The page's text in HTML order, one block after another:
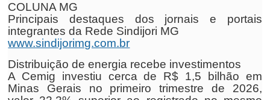
COLUNA MG
Principais destaques dos jornais e portais
integrantes da Rede Sindijori MG
www.sindijorimg.com.br
Distribuição de energia recebe investimentos
A Cemig investiu cerca de R$ 1,5 bilhão em
Minas Gerais no primeiro trimestre de 2026,